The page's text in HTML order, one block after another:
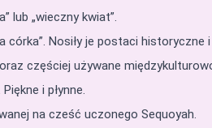
lub „wieczny kwiat”.
Nosiły je postaci historyczne
częściej używane
i płynne.
na cześć uczonego Sequoyah.